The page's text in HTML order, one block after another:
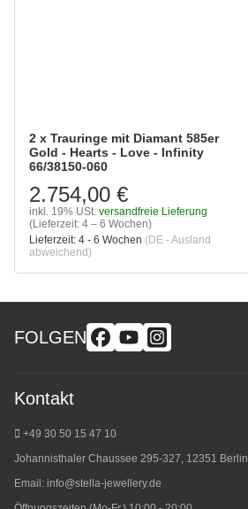
2 x Trauringe mit Diamant 585er
Gold - Hearts - Love - Infinity
66/38150-060
2.754,00 €
inkl. 19% USt. versandfreie Lieferung
(Lieferzeit: 4 – 6 Wochen)
Lieferzeit: 4 - 6 Wochen (DE - Ausland
abweichend)
FOLGEN
Kontakt
+49 30 50 15 47 10
Johannisthaler Chaussee 295-327, 12351 Berlin
Email: info@stella-jewellery.de